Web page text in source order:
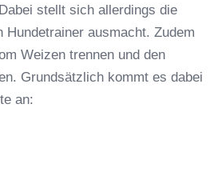
stellt sich allerdings die
Hundetrainer ausmacht. Zudem
Weizen trennen und den
Grundsätzlich kommt es dabei
an: